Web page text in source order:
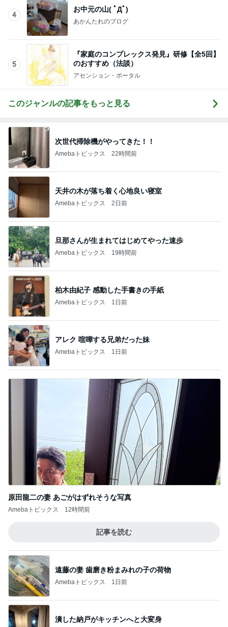
4
お中元の山( ﾟДﾟ)
あかんたれのブログ
5
『家庭のコンプレックス発見』研修【全5回】
のおすすめ（法談）
アセンション・ポータル
このジャンルの記事をもっと見る
次世代掃除機がやってきた！！
Amebaトピックス 22時間前
天井の木が落ち着く心地良い寝室
Amebaトピックス 2日前
旦那さんが生まれてはじめてやった速歩
Amebaトピックス 19時間前
柏木由紀子 感動した手書きの手紙
Amebaトピックス 1日前
アレク 喧嘩する兄弟だった妹
Amebaトピックス 1日前
原田龍二の妻 あごがはずれそうな写真
Amebaトピックス 12時間前
記事を読む
遠藤の妻 歯磨き粉まみれの子の荷物
Amebaトピックス 1日前
潰した納戸がキッチンへと大変身